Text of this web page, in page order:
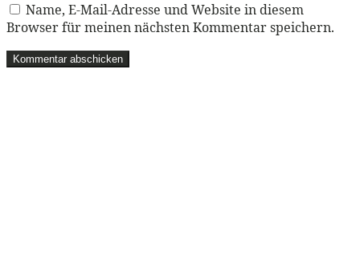
Name, E-Mail-Adresse und Website in diesem
Browser für meinen nächsten Kommentar speichern.